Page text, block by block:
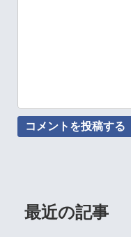
最近の記事